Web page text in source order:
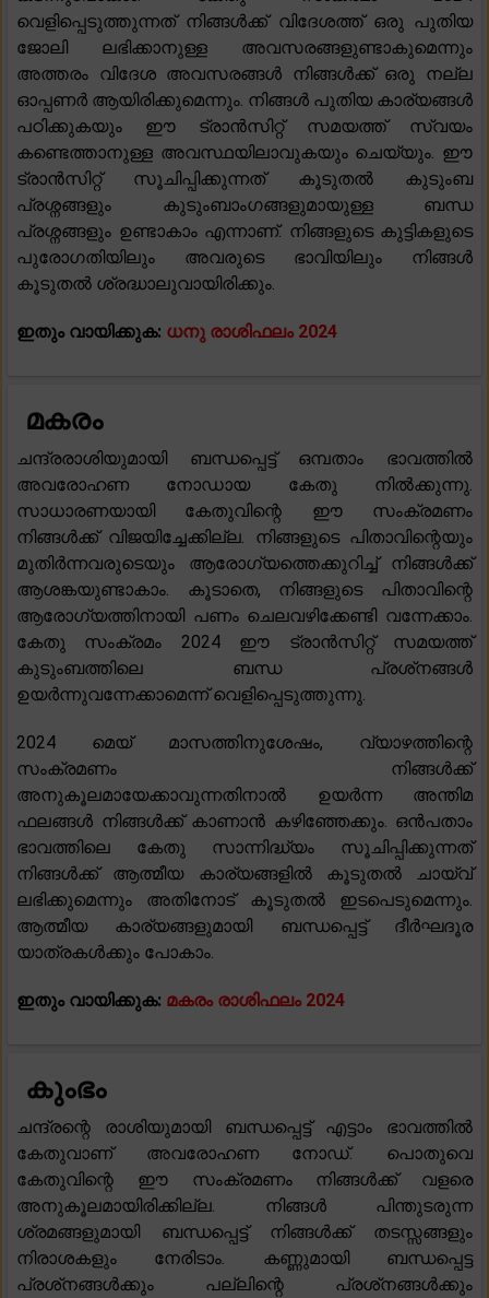
വെളിപ്പെടുത്തുന്നത് നിങ്ങൾക്ക് വിദേശത്ത് ഒരു പുതിയ
ജോലി ലഭിക്കാനുള്ള അവസരങ്ങളുണ്ടാകുമെന്നും
അത്തരം വിദേശ അവസരങ്ങൾ നിങ്ങൾക്ക് ഒരു നല്ല
ഓപ്പണർ ആയിരിക്കുമെന്നും. നിങ്ങൾ പുതിയ കാര്യങ്ങൾ
പഠിക്കുകയും ഈ ട്രാൻസിറ്റ് സമയത്ത് സ്വയം
കണ്ടെത്താനുള്ള അവസ്ഥയിലാവുകയും ചെയ്യും. ഈ
ട്രാൻസിറ്റ് സൂചിപ്പിക്കുന്നത് കൂടുതൽ കുടുംബ
പ്രശ്നങ്ങളും കുടുംബാംഗങ്ങളുമായുള്ള ബന്ധ
പ്രശ്നങ്ങളും ഉണ്ടാകാം എന്നാണ്. നിങ്ങളുടെ കുട്ടികളുടെ
പുരോഗതിയിലും അവരുടെ ഭാവിയിലും നിങ്ങൾ
കൂടുതൽ ശ്രദ്ധാലുവായിരിക്കും.
ഇതും വായിക്കുക: ധനു രാശിഫലം 2024
മകരം
ചന്ദ്രരാശിയുമായി ബന്ധപ്പെട്ട് ഒമ്പതാം ഭാവത്തിൽ
അവരോഹണ നോഡായ കേതു നിൽക്കുന്നു.
സാധാരണയായി കേതുവിന്റെ ഈ സംക്രമണം
നിങ്ങൾക്ക് വിജയിച്ചേക്കില്ല. നിങ്ങളുടെ പിതാവിന്റെയും
മുതിർന്നവരുടെയും ആരോഗ്യത്തെക്കുറിച്ച് നിങ്ങൾക്ക്
ആശങ്കയുണ്ടാകാം. കൂടാതെ, നിങ്ങളുടെ പിതാവിന്റെ
ആരോഗ്യത്തിനായി പണം ചെലവഴിക്കേണ്ടി വന്നേക്കാം.
കേതു സംക്രമം 2024 ഈ ട്രാൻസിറ്റ് സമയത്ത്
കുടുംബത്തിലെ ബന്ധ പ്രശ്‌നങ്ങൾ
ഉയർന്നുവന്നേക്കാമെന്ന് വെളിപ്പെടുത്തുന്നു.
2024 മെയ് മാസത്തിനുശേഷം, വ്യാഴത്തിന്റെ
സംക്രമണം നിങ്ങൾക്ക്
അനുകൂലമായേക്കാവുന്നതിനാൽ ഉയർന്ന അന്തിമ
ഫലങ്ങൾ നിങ്ങൾക്ക് കാണാൻ കഴിഞ്ഞേക്കും. ഒൻപതാം
ഭാവത്തിലെ കേതു സാന്നിദ്ധ്യം സൂചിപ്പിക്കുന്നത്
നിങ്ങൾക്ക് ആത്മീയ കാര്യങ്ങളിൽ കൂടുതൽ ചായ്‌വ്
ലഭിക്കുമെന്നും അതിനോട് കൂടുതൽ ഇടപെടുമെന്നും.
ആത്മീയ കാര്യങ്ങളുമായി ബന്ധപ്പെട്ട് ദീർഘദൂര
യാത്രകൾക്കും പോകാം.
ഇതും വായിക്കുക: മകരം രാശിഫലം 2024
കുംഭം
ചന്ദ്രന്റെ രാശിയുമായി ബന്ധപ്പെട്ട് എട്ടാം ഭാവത്തിൽ
കേതുവാണ് അവരോഹണ നോഡ്. പൊതുവെ
കേതുവിന്റെ ഈ സംക്രമണം നിങ്ങൾക്ക് വളരെ
അനുകൂലമായിരിക്കില്ല. നിങ്ങൾ പിന്തുടരുന്ന
ശ്രമങ്ങളുമായി ബന്ധപ്പെട്ട് നിങ്ങൾക്ക് തടസ്സങ്ങളും
നിരാശകളും നേരിടാം. കണ്ണുമായി ബന്ധപ്പെട്ട
പ്രശ്‌നങ്ങൾക്കും പല്ലിന്റെ പ്രശ്‌നങ്ങൾക്കും